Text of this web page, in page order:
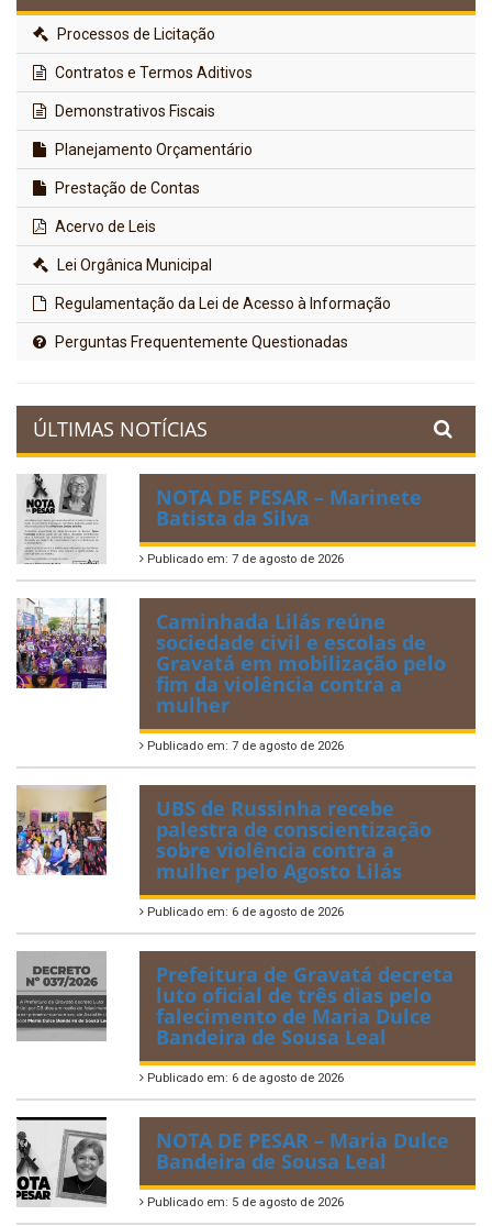
Processos de Licitação
Contratos e Termos Aditivos
Demonstrativos Fiscais
Planejamento Orçamentário
Prestação de Contas
Acervo de Leis
Lei Orgânica Municipal
Regulamentação da Lei de Acesso à Informação
Perguntas Frequentemente Questionadas
ÚLTIMAS NOTÍCIAS
NOTA DE PESAR – Marinete
Batista da Silva
Publicado em: 7 de agosto de 2026
Caminhada Lilás reúne
sociedade civil e escolas de
Gravatá em mobilização pelo
fim da violência contra a
mulher
Publicado em: 7 de agosto de 2026
UBS de Russinha recebe
palestra de conscientização
sobre violência contra a
mulher pelo Agosto Lilás
Publicado em: 6 de agosto de 2026
Prefeitura de Gravatá decreta
luto oficial de três dias pelo
falecimento de Maria Dulce
Bandeira de Sousa Leal
Publicado em: 6 de agosto de 2026
NOTA DE PESAR – Maria Dulce
Bandeira de Sousa Leal
Publicado em: 5 de agosto de 2026